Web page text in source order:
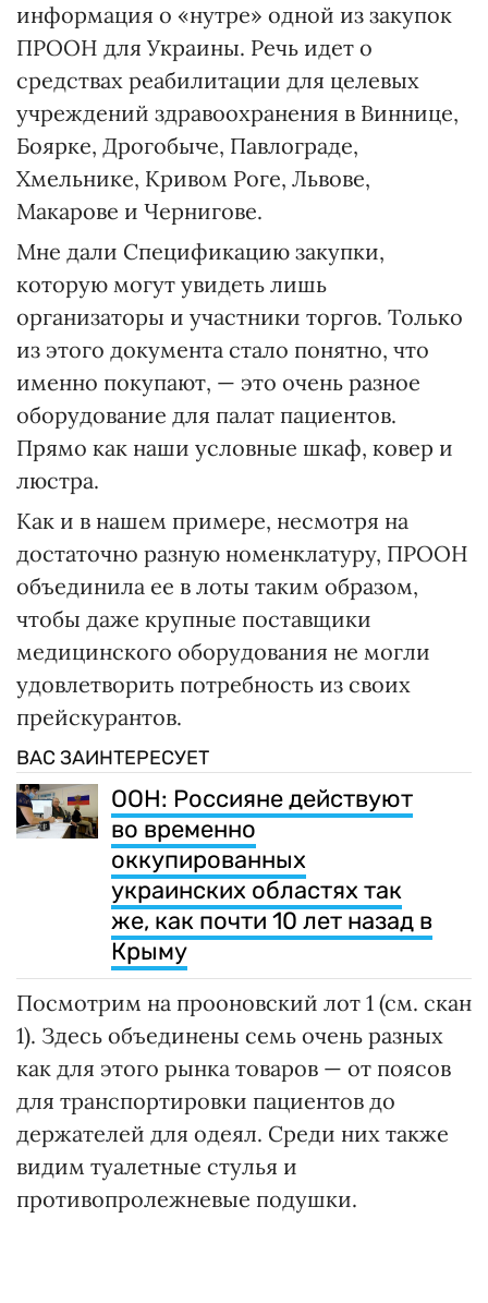
информация о «нутре» одной из закупок
ПРООН для Украины. Речь идет о
средствах реабилитации для целевых
учреждений здравоохранения в Виннице,
Боярке, Дрогобыче, Павлограде,
Хмельнике, Кривом Роге, Львове,
Макарове и Чернигове.
Мне дали Спецификацию закупки,
которую могут увидеть лишь
организаторы и участники торгов. Только
из этого документа стало понятно, что
именно покупают, — это очень разное
оборудование для палат пациентов.
Прямо как наши условные шкаф, ковер и
люстра.
Как и в нашем примере, несмотря на
достаточно разную номенклатуру, ПРООН
объединила ее в лоты таким образом,
чтобы даже крупные поставщики
медицинского оборудования не могли
удовлетворить потребность из своих
прейскурантов.
ВАС ЗАИНТЕРЕСУЕТ
ООН: Россияне действуют
во временно
оккупированных
украинских областях так
же, как почти 10 лет назад в
Крыму
Посмотрим на прооновский лот 1 (см. скан
1). Здесь объединены семь очень разных
как для этого рынка товаров — от поясов
для транспортировки пациентов до
держателей для одеял. Среди них также
видим туалетные стулья и
противопролежневые подушки.